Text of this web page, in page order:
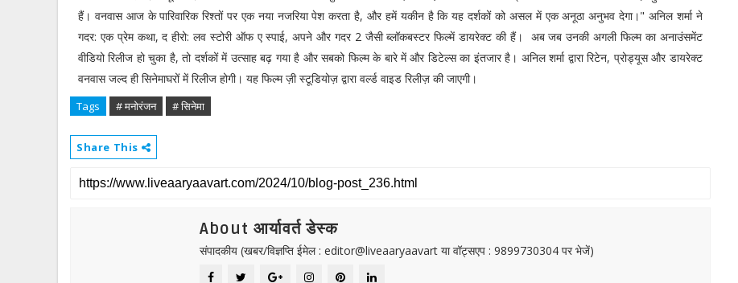
हैं। वनवास आज के पारिवारिक रिश्तों पर एक नया नजरिया पेश करता है, और हमें यकीन है कि यह दर्शकों को असल में एक अनूठा अनुभव देगा।" अनिल शर्मा ने
गदर: एक प्रेम कथा, द हीरो: लव स्टोरी ऑफ ए स्पाई, अपने और गदर 2 जैसी ब्लॉकबस्टर फिल्में डायरेक्ट की हैं। अब जब उनकी अगली फिल्म का अनाउंसमेंट
वीडियो रिलीज हो चुका है, तो दर्शकों में उत्साह बढ़ गया है और सबको फिल्म के बारे में और डिटेल्स का इंतजार है। अनिल शर्मा द्वारा रिटेन, प्रोड्यूस और डायरेक्ट
वनवास जल्द ही सिनेमाघरों में रिलीज होगी। यह फिल्म ज़ी स्टूडियोज़ द्वारा वर्ल्ड वाइड रिलीज़ की जाएगी।
Tags # मनोरंजन # सिनेमा
Share This
About आर्यावर्त डेस्क
संपादकीय (खबर/विज्ञप्ति ईमेल : editor@liveaaryaavart या वॉट्सएप : 9899730304 पर भेजें)